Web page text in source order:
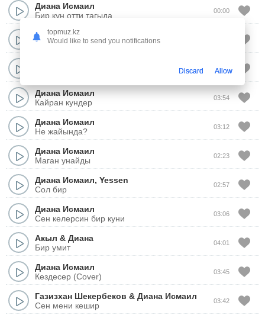
Диана Исмаил
Бир кун отти тагыда
00:00
Акыл Алдаберген
Миллион гул (кавер)
03:44
Диана Исмаил
Кайран кундер
03:54
Диана Исмаил
Не жайында?
03:12
Диана Исмаил
Маган унайды
02:23
Диана Исмаил, Yessen
Сол бир
02:57
Диана Исмаил
Сен келерсин бир куни
03:06
Акыл & Диана
Бир умит
04:01
Диана Исмаил
Кездесер (Cover)
03:45
Газизхан Шекербеков & Диана Исмаил
Сен мени кешир
03:42
topmuz.kz
Would like to send you notifications
Discard Allow